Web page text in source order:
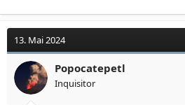
13. Mai 2024
Popocatepetl
Inquisitor